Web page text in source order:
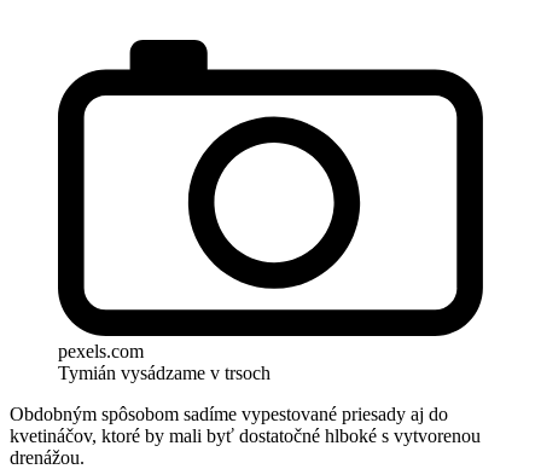
pexels.com
Tymián vysádzame v trsoch
Obdobným spôsobom sadíme vypestované priesady aj do
kvetináčov, ktoré by mali byť dostatočné hlboké s vytvorenou
drenážou.